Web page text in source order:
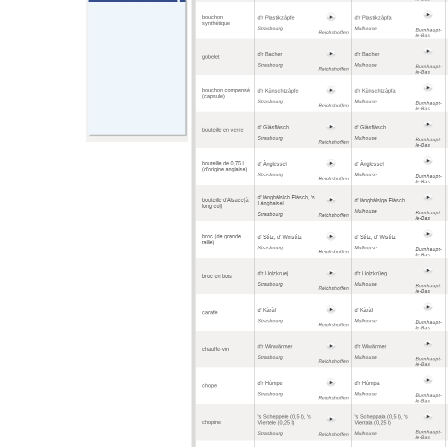
bouchon
synthétique
d'r Plastikzàpfe
Strasbourg
Reichshoffen
d'r Plastikzàpfa
Mulhouse
Burnhaupt-
le-Bas
gobelet d'r Bacher
Strasbourg
Reichshoffen
d'r Bacher
Mulhouse
Burnhaupt-
le-Bas
bouchon compensé
(capsule)
d'r Kùnschtzàpfe
Strasbourg
Reichshoffen
d'r Kùnschtzàpfa
Mulhouse
Burnhaupt-
le-Bas
bouteille en verre d' Glàsflàsch
Strasbourg
Reichshoffen
d' Glàsflàsch
Mulhouse
Burnhaupt-
le-Bas
bouteille de 0,75 l
(d’origine anglaise)
d' Ànglessel
Strasbourg
Reichshoffen
d' Ànglessel
Mulhouse
Burnhaupt-
le-Bas
bouteille d’Alsace(à
long col)
d' lànghàlsich Flàsch, 's
Lànghalsel
Strasbourg Reichshoffen
d' lànghàlsiga Flàsch
Mulhouse
Burnhaupt-
le-Bas
broc (de grande
taille)
d' Stìtz, d' Winstìtz
Strasbourg
Reichshoffen
d' Stìtz, d' Wistìtz
Mulhouse
Burnhaupt-
le-Bas
broc en bois d'r Holzkruej
Strasbourg
Reichshoffen
d'r Holzkrüeg
Mulhouse
Burnhaupt-
le-Bas
carafe d' Kàràf
Strasbourg
Reichshoffen
d' Kàràf
Mulhouse
Burnhaupt-
le-Bas
chauffe-vin d'r Winwärmer
Strasbourg
Reichshoffen
d'r Wiwärmer
Mulhouse
Burnhaupt-
le-Bas
chope d'r Hùmpe
Strasbourg
Reichshoffen
d'r Hùmpa
Mulhouse
Burnhaupt-
le-Bas
chopine
's Scheppele (0,5 l), 's
Vìertele (0,25 l)
Strasbourg Reichshoffen
's Scheppala (0,5 l), 's
Viertala (0,25 l)
Mulhouse
Burnhaupt-
le-Bas